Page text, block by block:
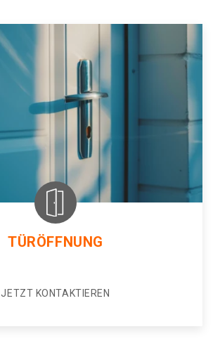
TÜRÖFFNUNG
JETZT KONTAKTIEREN